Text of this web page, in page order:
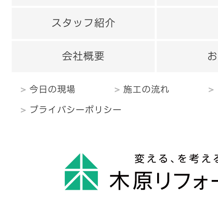
スタッフ紹介
会社概要
今日の現場 施工の流れ
プライバシーポリシー